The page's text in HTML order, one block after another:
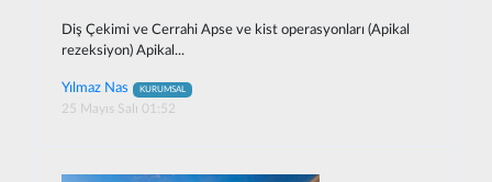
Diş Çekimi ve Cerrahi Apse ve kist operasyonları (Apikal
rezeksiyon) Apikal...
Yılmaz Nas KURUMSAL
25 Mayıs Salı 01:52